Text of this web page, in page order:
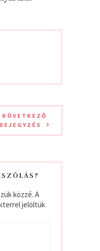
KÖVETKEZŐ
BEJEGYZÉS
közzé. A
jelöltük